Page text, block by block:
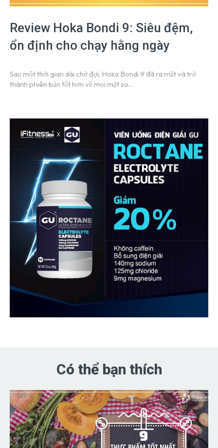
Review Hoka Bondi 9: Siêu đệm,
ổn định cho chạy hằng ngày
Sau một thời gian dài chờ đợi, Hoka Bondi 9 đã ra mắt và trở
thành phiên bản tốt hơn về mọi mặt so...
Có thể bạn thích